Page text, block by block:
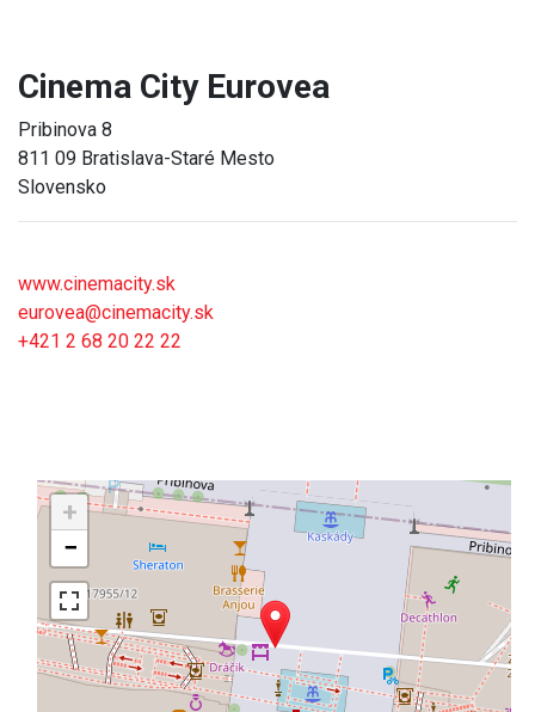
Cinema City Eurovea
Pribinova 8
811 09 Bratislava-Staré Mesto
Slovensko
www.cinemacity.sk
eurovea@cinemacity.sk
+421 2 68 20 22 22
+
−